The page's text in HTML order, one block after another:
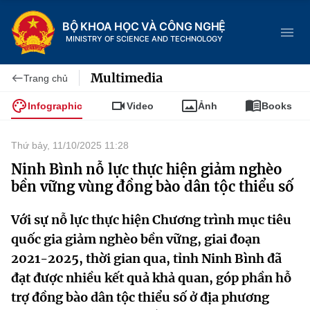
BỘ KHOA HỌC VÀ CÔNG NGHỆ
MINISTRY OF SCIENCE AND TECHNOLOGY
Trang chủ
Giới thiệu
Chức năng nhiệm vụ
Cơ cấu tổ chức
Lịch sử phát triển
Tin tức sự kiện
Khoa học và Công nghệ
Đổi mới sáng tạo
Dịch vụ công
Hệ thống văn bản
Trang chủ Multimedia
Infographic Video Ảnh Books
Thứ bảy, 11/10/2025 11:28
Ninh Bình nỗ lực thực hiện giảm nghèo
bền vững vùng đồng bào dân tộc thiểu số
Với sự nỗ lực thực hiện Chương trình mục tiêu
quốc gia giảm nghèo bền vững, giai đoạn
2021-2025, thời gian qua, tỉnh Ninh Bình đã
đạt được nhiều kết quả khả quan, góp phần hỗ
trợ đồng bào dân tộc thiểu số ở địa phương